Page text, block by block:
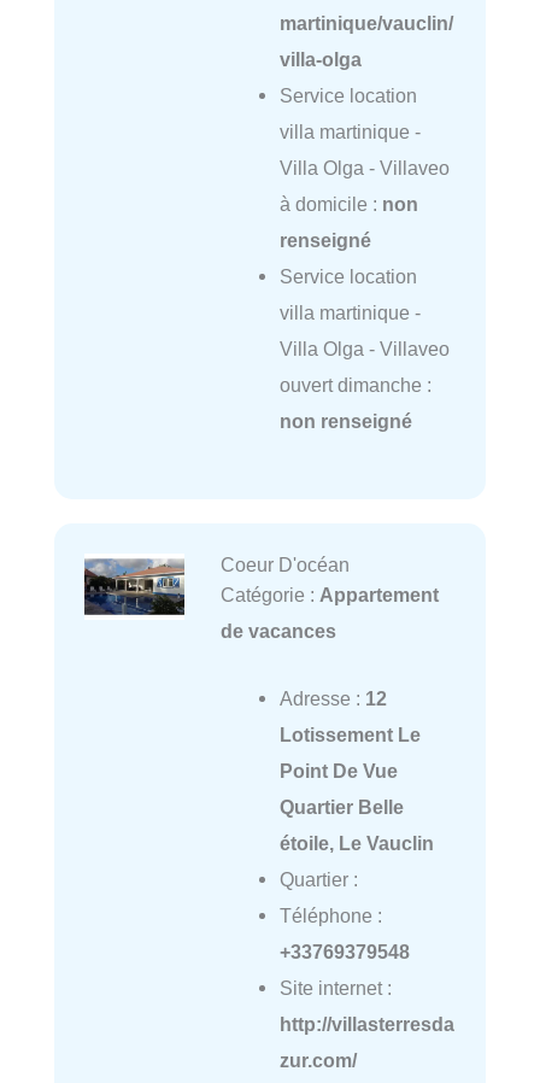
martinique/vauclin/
villa-olga
Service location
villa martinique -
Villa Olga - Villaveo
à domicile : non
renseigné
Service location
villa martinique -
Villa Olga - Villaveo
ouvert dimanche :
non renseigné
Coeur D'océan
Catégorie : Appartement
de vacances
Adresse : 12
Lotissement Le
Point De Vue
Quartier Belle
étoile, Le Vauclin
Quartier :
Téléphone :
+33769379548
Site internet :
http://villasterresda
zur.com/